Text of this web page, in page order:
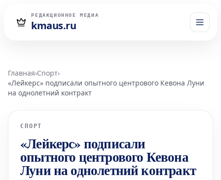
РЕДАКЦИОННОЕ МЕДИА
kmaus.ru
Главная›Спорт›
«Лейкерс» подписали опытного центрового Кевона Луни
на однолетний контракт
СПОРТ
«Лейкерс» подписали
опытного центрового Кевона
Луни на однолетний контракт